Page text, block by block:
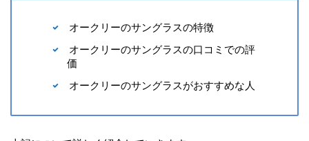
オークリーのサングラスの特徴
オークリーのサングラスの口コミでの評
価
オークリーのサングラスがおすすめな人